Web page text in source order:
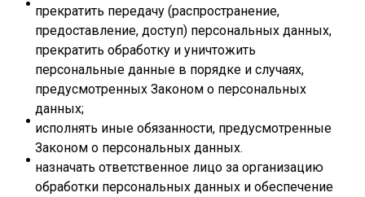
прекратить передачу (распространение,
предоставление, доступ) персональных данных,
прекратить обработку и уничтожить
персональные данные в порядке и случаях,
предусмотренных Законом о персональных
данных;
исполнять иные обязанности, предусмотренные
Законом о персональных данных.
назначать ответственное лицо за организацию
обработки персональных данных и обеспечение